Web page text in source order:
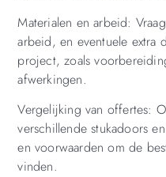
Materialen en arbeid:
arbeid, en eventuele
project, zoals
afwerkingen.
Vergelijking van offertes:
verschillende stukadoors
en voorwaarden om de
vinden.